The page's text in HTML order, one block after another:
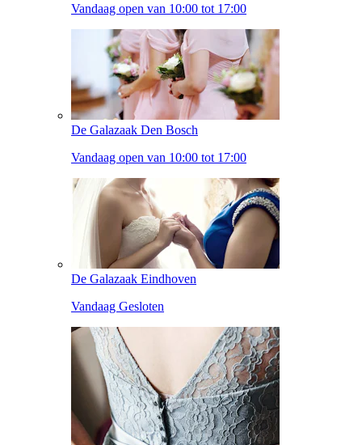
Vandaag open van 10:00 tot 17:00
De Galazaak Den Bosch
Vandaag open van 10:00 tot 17:00
De Galazaak Eindhoven
Vandaag Gesloten